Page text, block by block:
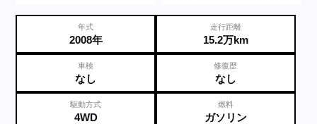
年式
2008年
走行距離
15.2万km
車検
なし
修復歴
なし
駆動方式
4WD
燃料
ガソリン